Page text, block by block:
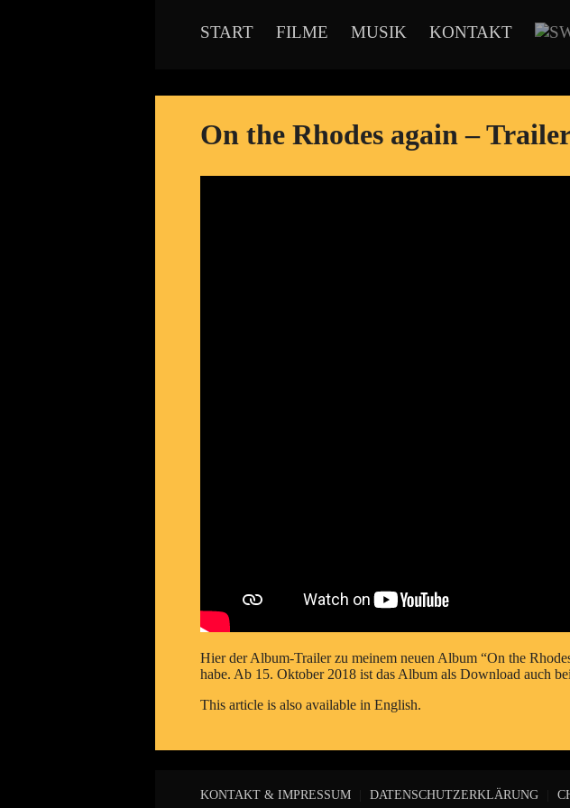
START FILME MUSIK KONTAKT
On the Rhodes again –
Hier der Album-Trailer zu meinem neuen Album “On the
habe. Ab 15. Oktober 2018 ist das Album als Download auch
This article is also available in English.
KONTAKT & IMPRESSUM DATENSCHUTZERKLÄRUNG